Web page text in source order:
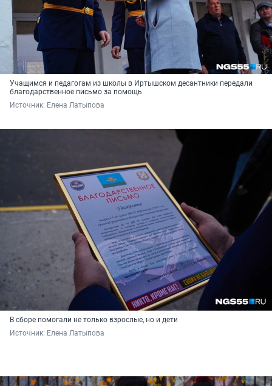
Учащимся и педагогам из школы в Иртышском десантники передали
благодарственное письмо за помощь
Источник: Елена Латыпова
В сборе помогали не только взрослые, но и дети
Источник: Елена Латыпова